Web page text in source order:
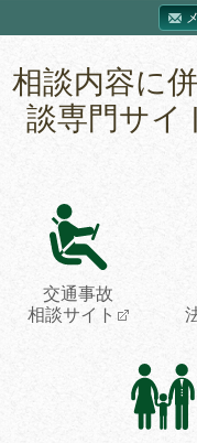
相談内容に
談専門サイ
交通事故
相談サイト